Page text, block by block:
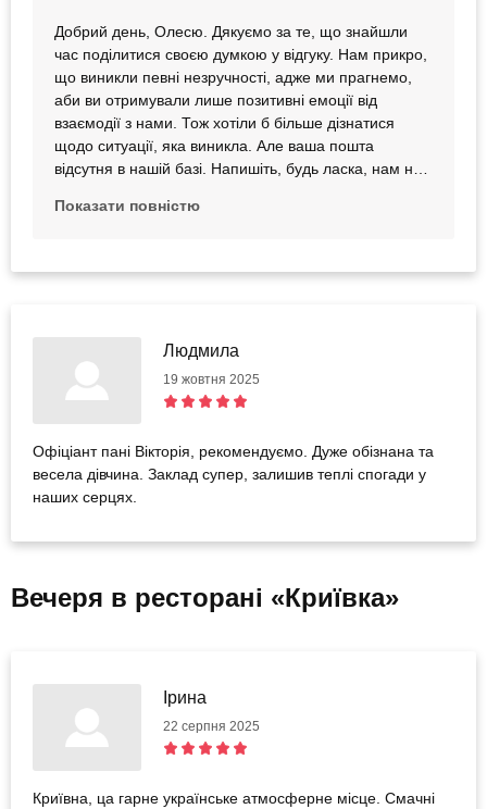
Добрий день, Олесю. Дякуємо за те, що знайшли
час поділитися своєю думкою у відгуку. Нам прикро,
що виникли певні незручності, адже ми прагнемо,
аби ви отримували лише позитивні емоції від
взаємодії з нами. Тож хотіли б більше дізнатися
щодо ситуації, яка виникла. Але ваша пошта
відсутня в нашій базі. Напишіть, будь ласка, нам на
залишали або вкажіть номер вашого телефону/
Показати повністю
Людмила
19 жовтня 2025
Офіціант пані Вікторія, рекомендуємо. Дуже обізнана та
весела дівчина. Заклад супер, залишив теплі спогади у
наших серцях.
Вечеря в ресторані «Криївка»
Ірина
22 серпня 2025
Криївна, ца гарне українське атмосферне місце. Смачні